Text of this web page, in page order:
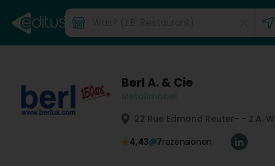
Berl A. & Cie
22 Rue Edmond Reuter- - Z.A.
4,43
7rezensionen